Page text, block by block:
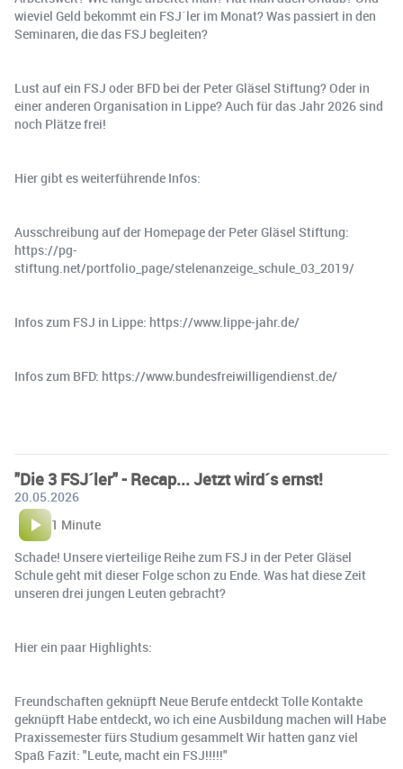
wieviel Geld bekommt ein FSJ´ler im Monat? Was passiert in den
Seminaren, die das FSJ begleiten?
Lust auf ein FSJ oder BFD bei der Peter Gläsel Stiftung? Oder in
einer anderen Organisation in Lippe? Auch für das Jahr 2026 sind
noch Plätze frei!
Hier gibt es weiterführende Infos:
Ausschreibung auf der Homepage der Peter Gläsel Stiftung:
https://pg-
stiftung.net/portfolio_page/stelenanzeige_schule_03_2019/
Infos zum FSJ in Lippe: https://www.lippe-jahr.de/
Infos zum BFD: https://www.bundesfreiwilligendienst.de/
"Die 3 FSJ´ler" - Recap... Jetzt wird´s ernst!
20.05.2026
1 Minute
Schade! Unsere vierteilige Reihe zum FSJ in der Peter Gläsel
Schule geht mit dieser Folge schon zu Ende. Was hat diese Zeit
unseren drei jungen Leuten gebracht?
Hier ein paar Highlights:
Freundschaften geknüpft Neue Berufe entdeckt Tolle Kontakte
geknüpft Habe entdeckt, wo ich eine Ausbildung machen will Habe
Praxissemester fürs Studium gesammelt Wir hatten ganz viel
Spaß Fazit: "Leute, macht ein FSJ!!!!!"